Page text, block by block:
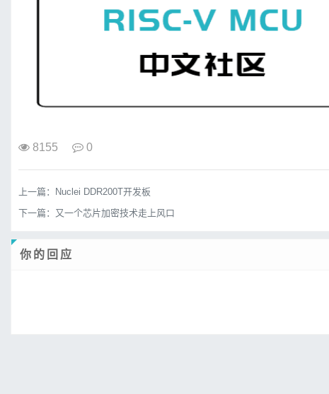
8155 0
上一篇：
Nuclei DDR200T开发板
下一篇： 又一个芯片加密技术走上风口
你的回应